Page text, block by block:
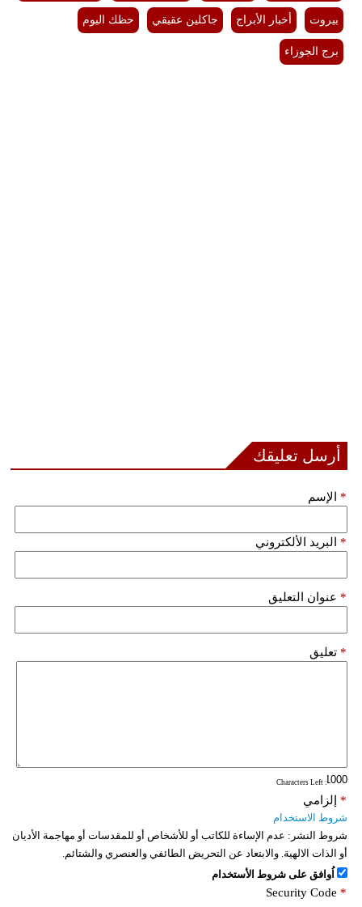
بيروت أخبار الأبراج جاكلين عقيقي حظك اليوم
برج الجوزاء
أرسل تعليقك
الإسم *
البريد الألكتروني *
عنوان التعليق *
تعليق *
: Characters Left
إلزامي *
شروط الاستخدام
شروط النشر: عدم الإساءة للكاتب أو للأشخاص أو للمقدسات أو مهاجمة الأديان
أو الذات الالهية. والابتعاد عن التحريض الطائفي والعنصري والشتائم.
اُوافق على شروط الأستخدام
Security Code *